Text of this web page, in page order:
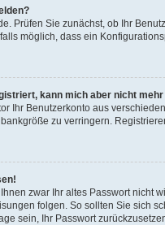
Prüfen Sie zunächst, ob Ihr
möglich, dass ein
kann mich aber nicht mehr
Ihr Benutzerkonto aus
zu verringern.
zwar Ihr altes Passwort nicht
folgen. So sollten Sie sich
sein, Ihr Passwort